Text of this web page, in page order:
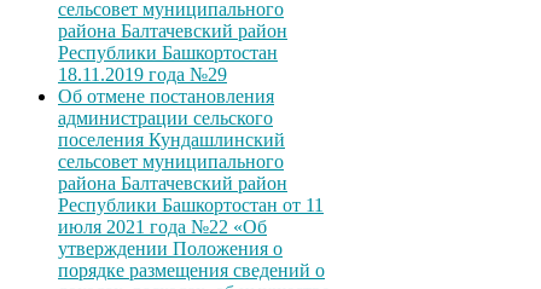
сельсовет муниципального
района Балтачевский район
Республики Башкортостан
18.11.2019 года №29
Об отмене постановления
администрации сельского
поселения Кундашлинский
сельсовет муниципального
района Балтачевский район
Республики Башкортостан от 11
июля 2021 года №22 «Об
утверждении Положения о
порядке размещения сведений о